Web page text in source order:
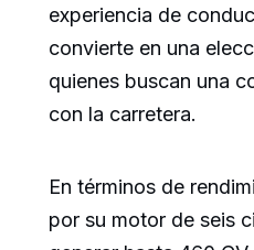
experiencia de
convierte en una
quienes buscan una
con la carretera.
En términos de
por su motor de seis